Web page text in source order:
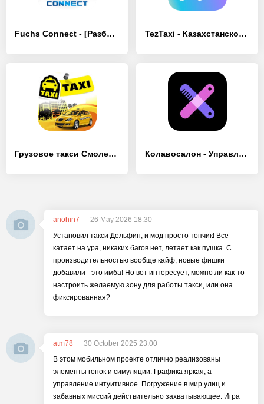
Fuchs Connect - [Разблокированная версия] TezTaxi - Казахстанское такси - [Премиум версия]
Грузовое такси Смоленск - [Без рекламы] Колавосалон - Управление салоном красоты
anohin7
26 May 2026 18:30
Установил такси Дельфин, и мод просто топчик! Все
катает на ура, никаких багов нет, летает как пушка. С
производительностью вообще кайф, новые фишки
добавили - это имба! Но вот интересует, можно ли как-то
настроить желаемую зону для работы такси, или она
фиксированная?
atm78
30 October 2025 23:00
В этом мобильном проекте отлично реализованы
элементы гонок и симуляции. Графика яркая, а
управление интуитивное. Погружение в мир улиц и
забавных миссий действительно захватывающее. Игра